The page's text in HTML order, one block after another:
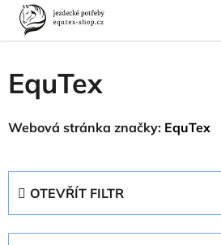
Přejít
obsah
Domů
Prodávané značky
EquTex
Webová stránka značky: EquTex
OTEVŘÍT FILTR